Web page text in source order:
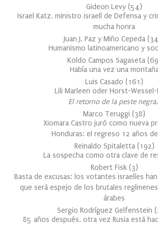
Gideon Levy (54)
Israel Katz, ministro israelí de Defensa y
mucha honra
Juan J. Paz y Miño Cepeda (
Humanismo latinoamericano y
Koldo Campos Sagaseta (69
Había una vez una
Luis Casado (161 )
Lili Marleen oder Horst-Wessel-
El retorno de la peste
Marco Teruggi (38)
Xiomara Castro juró como nueva
Honduras: el regreso 12 años
Reinaldo Spitaletta (192)
La sospecha como otra clave de
Robert Fisk (3)
Basta de excusas: los votantes israelíes
que será espejo de los brutales
árabes
Sergio Rodríguez Gelfenstein (
85 años después, otra vez Rusia está